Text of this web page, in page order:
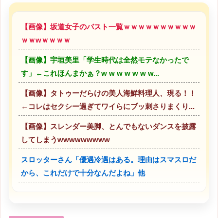
【画像】坂道女子のバスト一覧ｗｗｗｗｗｗｗｗｗｗ
ｗｗwｗｗｗｗ
【画像】宇垣美里「学生時代は全然モテなかったで
す」←これほんまかぁ？w w w w w w w...
【画像】タトゥーだらけの美人海鮮料理人、現る！！
←コレはセクシー過ぎてワイらにブッ刺さりまくり...
【画像】スレンダー美脚、とんでもないダンスを披露
してしまうwwwwwwwww
スロッターさん「優遇冷遇はある。理由はスマスロだ
から、これだけで十分なんだよね」他